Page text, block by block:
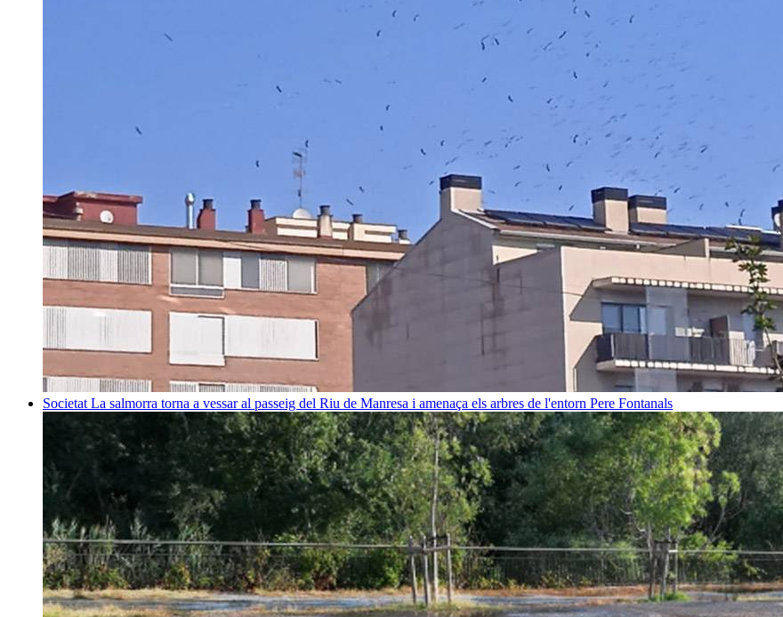
Societat La salmorra torna a vessar al passeig del Riu de Manresa i amenaça els arbres de l'entorn Pere Fontanals